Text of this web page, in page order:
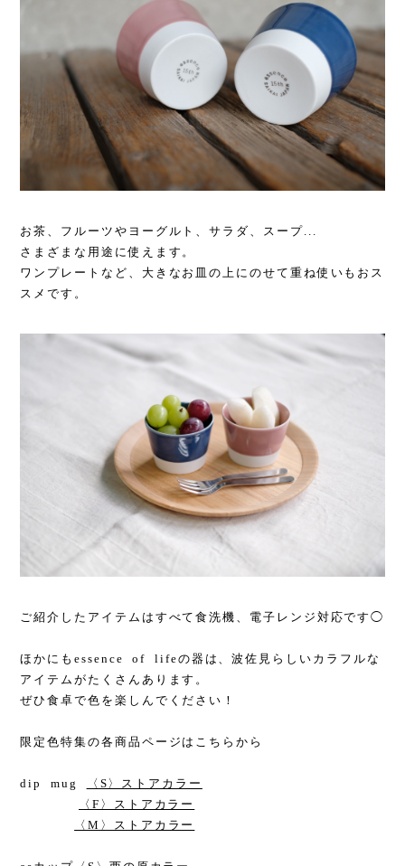
お茶、フルーツやヨーグルト、サラダ、スープ...
さまざまな用途に使えます。
ワンプレートなど、大きなお皿の上にのせて重ね使いもおス
スメです。
ご紹介したアイテムはすべて食洗機、電子レンジ対応です◯
ほかにもessence of lifeの器は、波佐見らしいカラフルな
アイテムがたくさんあります。
ぜひ食卓で色を楽しんでください！
限定色特集の各商品ページはこちらから
dip mug
〈S〉ストアカラー
〈F〉ストアカラー
〈M〉ストアカラー